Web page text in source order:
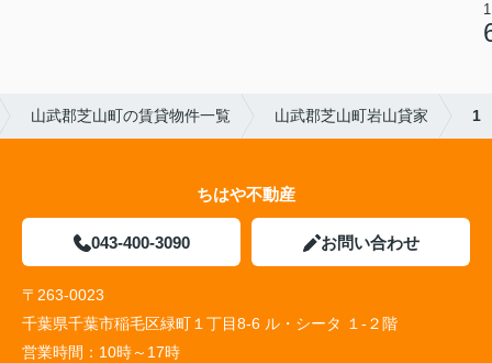
山武郡芝山町の賃貸物件一覧 山武郡芝山町岩山貸家 1
ちはや不動産
043-400-3090 お問い合わせ
〒263-0023
千葉県千葉市稲毛区緑町１丁目8-6 ル・シータ １-２階
営業時間： 10時～17時